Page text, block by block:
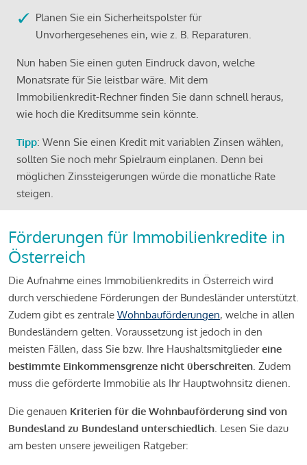
Planen Sie ein Sicherheitspolster für
Unvorhergesehenes ein, wie z. B. Reparaturen.
Nun haben Sie einen guten Eindruck davon, welche
Monatsrate für Sie leistbar wäre. Mit dem
Immobilienkredit-Rechner finden Sie dann schnell heraus,
wie hoch die Kreditsumme sein könnte.
Tipp: Wenn Sie einen Kredit mit variablen Zinsen wählen,
sollten Sie noch mehr Spielraum einplanen. Denn bei
möglichen Zinssteigerungen würde die monatliche Rate
steigen.
Förderungen für Immobilienkredite in
Österreich
Die Aufnahme eines Immobilienkredits in Österreich wird
durch verschiedene Förderungen der Bundesländer unterstützt.
Zudem gibt es zentrale Wohnbauförderungen, welche in allen
Bundesländern gelten. Voraussetzung ist jedoch in den
meisten Fällen, dass Sie bzw. Ihre Haushaltsmitgliedereine
bestimmte Einkommensgrenze nicht überschreiten. Zudem
muss die geförderte Immobilie als Ihr Hauptwohnsitz dienen.
Die genauen Kriterien für die Wohnbauförderung sind von
Bundesland zu Bundesland unterschiedlich. Lesen Sie dazu
am besten unsere jeweiligen Ratgeber: